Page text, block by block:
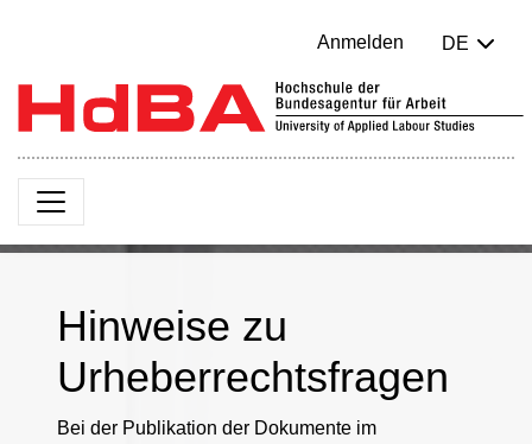
Anmelden DE
Hinweise zu
Urheberrechtsfragen
Bei der Publikation der Dokumente im